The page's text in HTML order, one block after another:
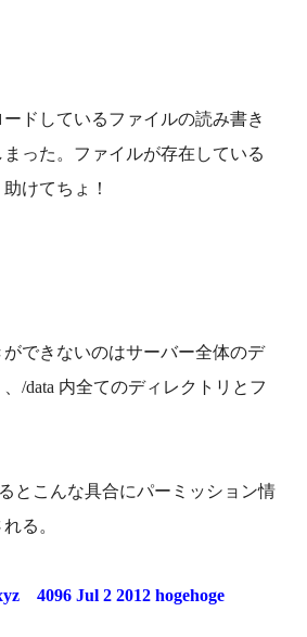
ドしているファイルの読み書き
った。ファイルが存在している
けてちょ！
できないのはサーバー全体のデ
/data 内全てのディレクトリとフ
とこんな具合にパーミッション情
る。
4096 Jul 2 2012 hogehoge